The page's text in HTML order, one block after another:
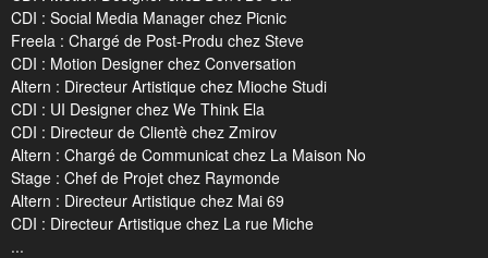
CDI : Social Media Manager chez Picnic
Freela : Chargé de Post-Produ chez Steve
CDI : Motion Designer chez Conversation
Altern : Directeur Artistique chez Mioche Studi
CDI : UI Designer chez We Think Ela
CDI : Directeur de Clientè chez Zmirov
Altern : Chargé de Communicat chez La Maison No
Stage : Chef de Projet chez Raymonde
Altern : Directeur Artistique chez Mai 69
CDI : Directeur Artistique chez La rue Miche
...